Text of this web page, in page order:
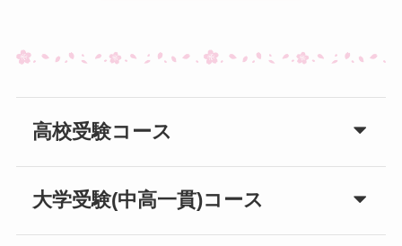
高校受験コース
大学受験(中高一貫)コース